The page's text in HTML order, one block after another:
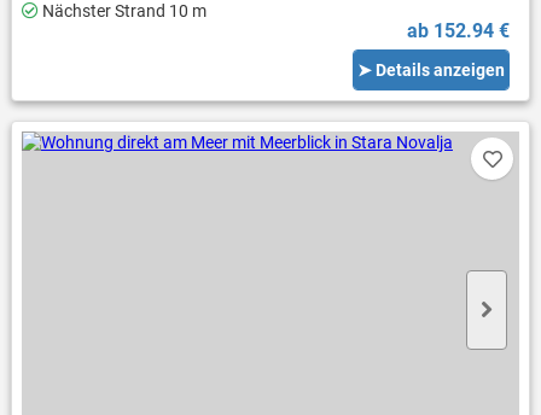
Nächster Strand 10 m
ab 152.94 €
➤ Details anzeigen